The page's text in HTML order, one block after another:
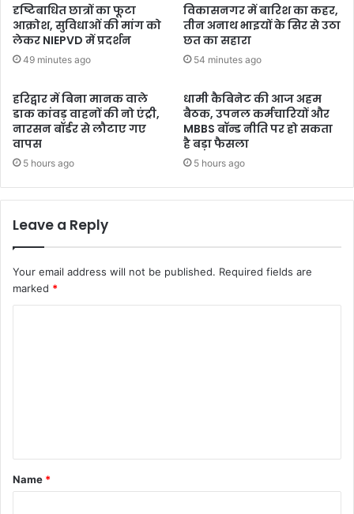
दृष्टिबाधित छात्रों का फूटा
आक्रोश, सुविधाओं की मांग को
लेकर NIEPVD में प्रदर्शन
49 minutes ago
विकासनगर में बारिश का कहर,
तीन अनाथ भाइयों के सिर से उठा
छत का सहारा
54 minutes ago
हरिद्वार में बिना मानक वाले
डाक कांवड़ वाहनों की नो एंट्री,
नारसन बॉर्डर से लौटाए गए
वापस
5 hours ago
धामी कैबिनेट की आज अहम
बैठक, उपनल कर्मचारियों और
MBBS बॉन्ड नीति पर हो सकता
है बड़ा फैसला
5 hours ago
Leave a Reply
Your email address will not be published. Required fields are
marked *
t
*
Name *